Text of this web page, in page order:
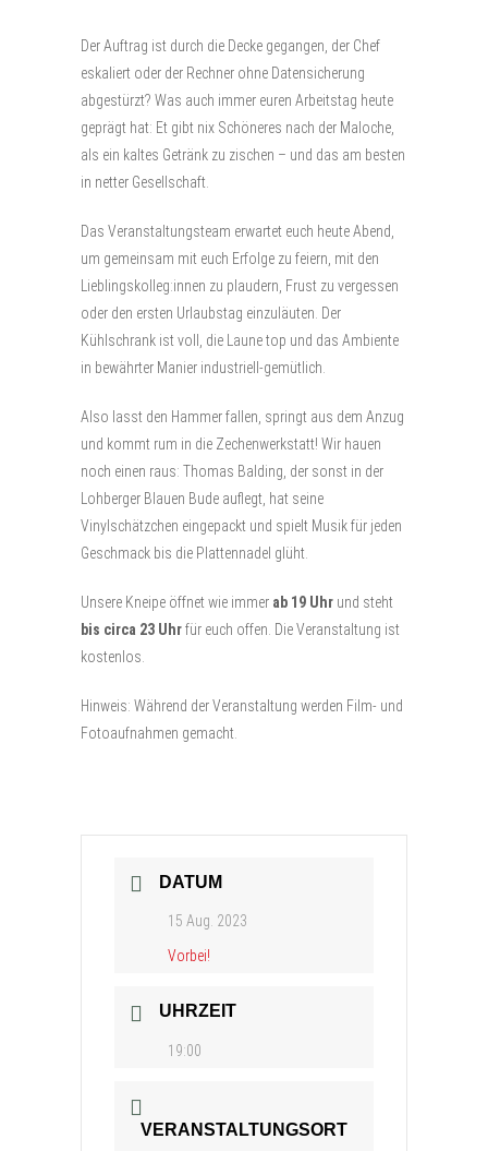
Der Auftrag ist durch die Decke gegangen, der Chef
eskaliert oder der Rechner ohne Datensicherung
abgestürzt? Was auch immer euren Arbeitstag heute
geprägt hat: Et gibt nix Schöneres nach der Maloche,
als ein kaltes Getränk zu zischen – und das am besten
in netter Gesellschaft.
Das Veranstaltungsteam erwartet euch heute Abend,
um gemeinsam mit euch Erfolge zu feiern, mit den
Lieblingskolleg:innen zu plaudern, Frust zu vergessen
oder den ersten Urlaubstag einzuläuten. Der
Kühlschrank ist voll, die Laune top und das Ambiente
in bewährter Manier industriell-gemütlich.
Also lasst den Hammer fallen, springt aus dem Anzug
und kommt rum in die Zechenwerkstatt! Wir hauen
noch einen raus: Thomas Balding, der sonst in der
Lohberger Blauen Bude auflegt, hat seine
Vinylschätzchen eingepackt und spielt Musik für jeden
Geschmack bis die Plattennadel glüht.
Unsere Kneipe öffnet wie immer ab 19 Uhr und steht
bis circa 23 Uhrfür euch offen. Die Veranstaltung ist
kostenlos.
Hinweis: Während der Veranstaltung werden Film- und
Fotoaufnahmen gemacht.
DATUM
15 Aug. 2023
Vorbei!
UHRZEIT
19:00
VERANSTALTUNGSORT